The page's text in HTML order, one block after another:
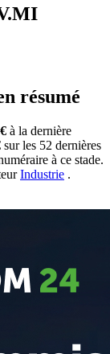
résumé
à la dernière
sur les 52 dernières
à ce stade.
Industrie .